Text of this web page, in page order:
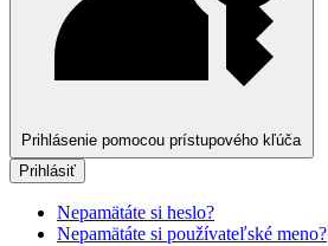
Prihlásenie pomocou prístupového kľúča
Prihlásiť
Nepamätáte si heslo?
Nepamätáte si používateľské meno?